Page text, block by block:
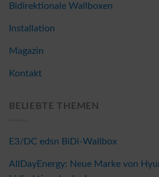
Bidirektionale Wallboxen
Installation
Magazin
Kontakt
BELIEBTE THEMEN
E3/DC edsn BiDi-Wallbox
AllDayEnergy: Neue Marke von